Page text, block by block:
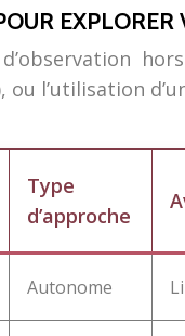
EXPLORER
ou l’utilisation
Type
d’approche
Autonome